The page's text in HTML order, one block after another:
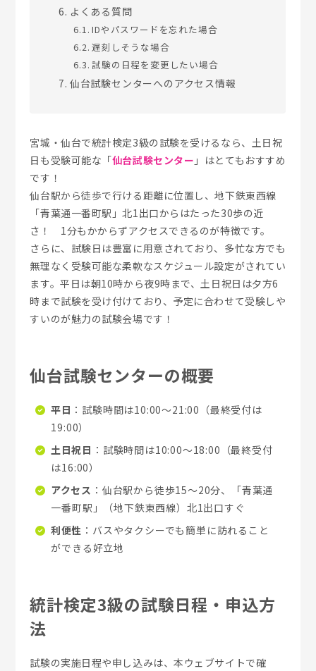
よくある質問
IDやパスワードを忘れた場合
遅刻しそうな場合
試験の日程を変更したい場合
仙台試験センターへのアクセス情報
宮城・仙台で統計検定3級の試験を受けるなら、土日祝
日も受験可能な「仙台試験センター 」はとてもおすすめ
です！
仙台駅から徒歩で行ける距離に位置し、地下鉄東西線
「青葉通一番町駅」北1出口からはたった30歩の近
さ！ 1分もかからずアクセスできるのが特徴です。
さらに、試験日は豊富に用意されており、多忙な方でも
無理なく受験可能な柔軟なスケジュール設定がされてい
ます。平日は朝10時から夜9時まで、土日祝日は夕方6
時まで試験を受け付けており、予定に合わせて受験しや
すいのが魅力の試験会場です！
仙台試験センターの概要
平日 ：試験時間は10:00～21:00（最終受付は
19:00）
土日祝日 ：試験時間は10:00～18:00（最終受付
は16:00）
アクセス ：仙台駅から徒歩15～20分、「青葉通
一番町駅」（地下鉄東西線）北1出口すぐ
利便性 ：バスやタクシーでも簡単に訪れること
ができる好立地
統計検定3級の試験日程・申込方
法
試験の実施日程や申し込みは、本ウェブサイトで確